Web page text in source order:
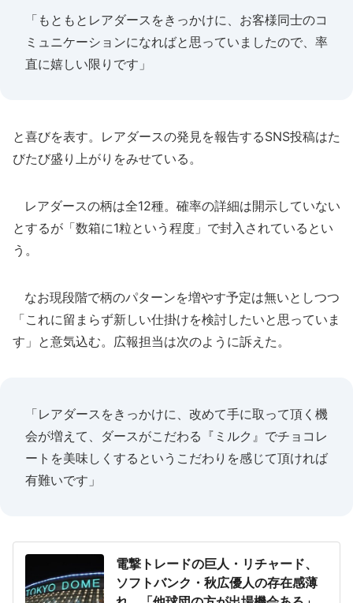
「もともとレアダースをきっかけに、お客様同士のコ
ミュニケーションになればと思っていましたので、率
直に嬉しい限りです」
と喜びを表す。レアダースの発見を報告するSNS投稿はた
びたび盛り上がりをみせている。
レアダースの柄は全12種。確率の詳細は開示していない
とするが「数箱に1粒という程度」で封入されているとい
う。
なお現段階で柄のパターンを増やす予定は無いとしつつ
「これに留まらず新しい仕掛けを検討したいと思っていま
す」と意気込む。広報担当は次のように訴えた。
「レアダースをきっかけに、改めて手に取って頂く機
会が増えて、ダースがこだわる『ミルク』でチョコレ
ートを美味しくするというこだわりを感じて頂ければ
有難いです」
電撃トレードの巨人・リチャード、
ソフトバンク・秋広優人の存在感薄